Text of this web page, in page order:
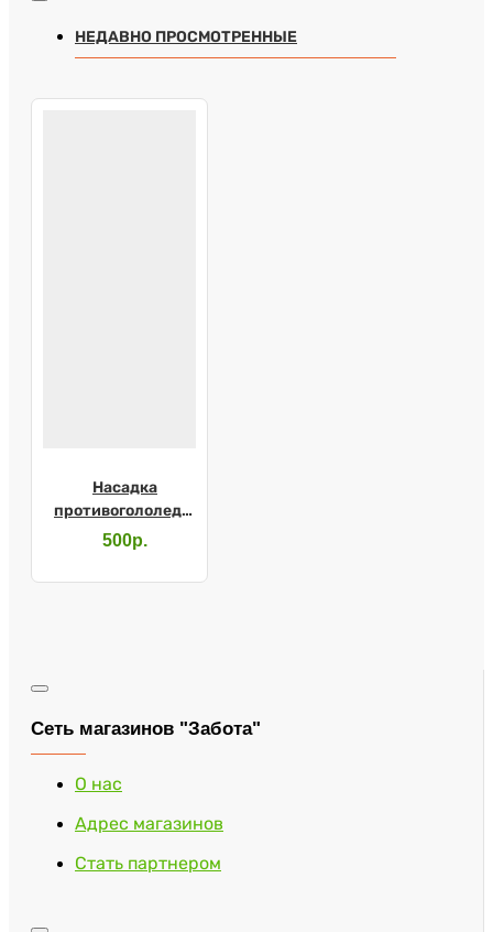
НЕДАВНО ПРОСМОТРЕННЫЕ
Насадка
противогололедная
10155/1
500р.
Сеть магазинов "Забота"
О нас
Адрес магазинов
Стать партнером